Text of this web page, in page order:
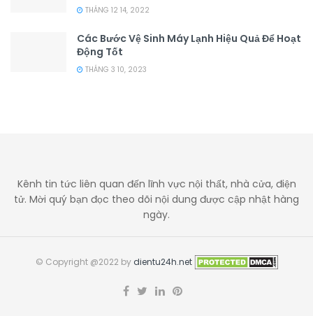
THÁNG 12 14, 2022
Các Bước Vệ Sinh Máy Lạnh Hiệu Quả Để Hoạt
Động Tốt
THÁNG 3 10, 2023
Kênh tin tức liên quan đến lĩnh vực nội thất, nhà cửa, điện
tử. Mời quý bạn đọc theo dõi nội dung được cập nhật hàng
ngày.
© Copyright @2022 by dientu24h.net